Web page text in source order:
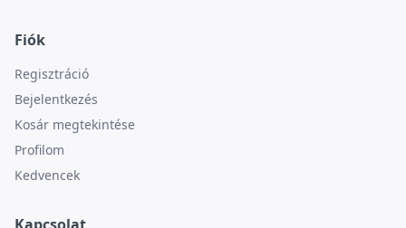
Fiók
Regisztráció
Bejelentkezés
Kosár megtekintése
Profilom
Kedvencek